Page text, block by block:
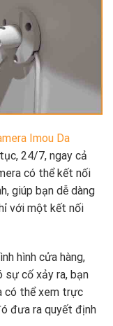
Imou Da
24/7, ngay cả
có thể kết nối
giúp bạn dễ dàng
với một kết nối
hình cửa hàng,
sự cố xảy ra, bạn
có thể xem trực
đưa ra quyết định